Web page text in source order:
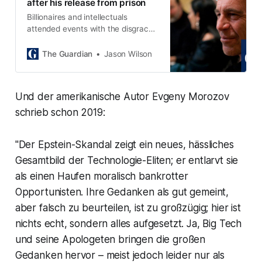
after his release from prison
Billionaires and intellectuals
attended events with the disgraced
for sex offense, files reveal
The Guardian Jason Wilson
Und der amerikanische Autor Evgeny Morozov
schrieb schon 2019:
"Der Epstein-Skandal zeigt ein neues, hässliches
Gesamtbild der Technologie-Eliten; er entlarvt sie
als einen Haufen moralisch bankrotter
Opportunisten. Ihre Gedanken als gut gemeint,
aber falsch zu beurteilen, ist zu großzügig; hier ist
nichts echt, sondern alles aufgesetzt. Ja, Big Tech
und seine Apologeten bringen die großen
Gedanken hervor – meist jedoch leider nur als